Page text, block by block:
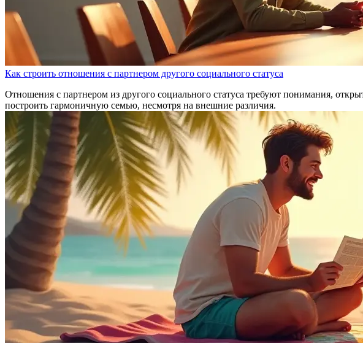
Как строить отношения с партнером другого социального статуса
Отношения с партнером из другого социального статуса требуют понимания,
построить гармоничную семью, несмотря на внешние различия.